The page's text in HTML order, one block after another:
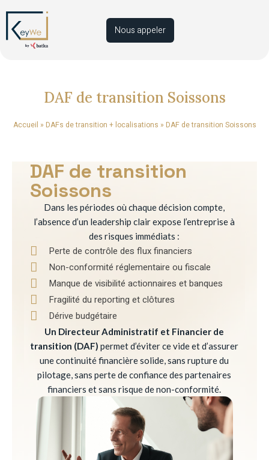
Nous appeler
DAF de transition Soissons
Accueil » DAFs de transition + localisations » DAF de transition Soissons
DAF de transition
Soissons
Dans les périodes où chaque décision compte,
l’absence d’un leadership clair expose l’entreprise à
des risques immédiats :
Perte de contrôle des flux financiers
Non-conformité réglementaire ou fiscale
Manque de visibilité actionnaires et banques
Fragilité du reporting et clôtures
Dérive budgétaire
Un Directeur Administratif et Financier de
transition (DAF) permet d’éviter ce vide et d’assurer
une continuité financière solide, sans rupture du
pilotage, sans perte de confiance des partenaires
financiers et sans risque de non-conformité.